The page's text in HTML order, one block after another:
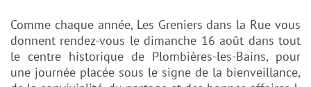
Comme chaque année, Les Greniers dans la Rue vous
donnent rendez-vous le dimanche 16 août dans tout
le centre historique de Plombières-les-Bains, pour
une journée placée sous le signe de la bienveillance,